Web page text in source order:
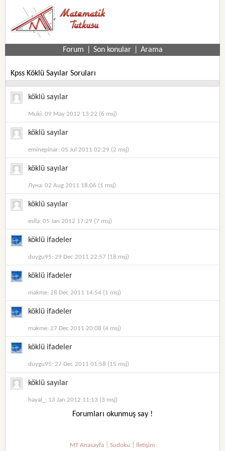
Forum Son konular Arama
Kpss Köklü Sayılar Soruları
köklü sayılar
Muki: 09 May 2012 13:22 (6 msj)
köklü sayılar
eminepinar: 05 Jul 2011 02:29 (2 msj)
köklü sayılar
Луна: 02 Aug 2011 18:06 (1 msj)
köklü sayılar
esila: 05 Jan 2012 17:29 (7 msj)
köklü ifadeler
duygu95: 29 Dec 2011 22:57 (18 msj)
köklü ifadeler
makme: 28 Dec 2011 14:54 (1 msj)
köklü ifadeler
makme: 27 Dec 2011 20:08 (4 msj)
köklü ifadeler
duygu95: 27 Dec 2011 01:58 (15 msj)
köklü sayılar
hayal_: 13 Jan 2012 11:13 (3 msj)
Forumları okunmuş say !
MT Anasayfa |Sudoku İletişim